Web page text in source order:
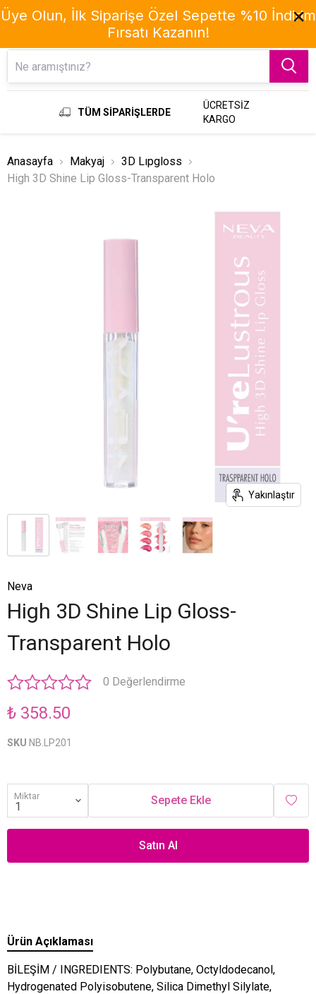
TÜM SİPARİŞLERDE
ÜCRETSİZ
KARGO
Anasayfa Makyaj
3D Lıpgloss
High 3D Shine Lip Gloss-Transparent Holo
Yakınlaştır
Neva
High 3D Shine Lip Gloss-
Transparent Holo
0 Değerlendirme
₺ 358.50
SKU NB.LP201
Miktar Sepete Ekle
Satın Al
Ürün Açıklaması
BİLEŞİM / INGREDIENTS: Polybutane, Octyldodecanol,
Hydrogenated Polyisobutene, Silica Dimethyl Silylate,
Üye Olun, İlk Siparişe Özel Sepette %10 İndirim
Fırsatı Kazanın!